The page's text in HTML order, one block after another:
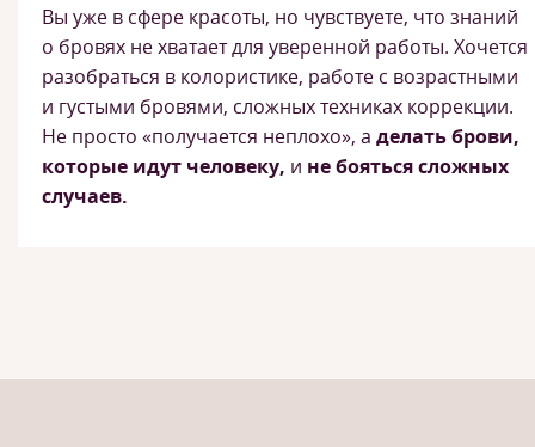
Вы уже в сфере красоты, но чувствуете, что знаний
о бровях не хватает для уверенной работы. Хочется
разобраться в колористике, работе с возрастными
и густыми бровями, сложных техниках коррекции.
Не просто «получается неплохо», а делать брови,
которые идут человеку, и не бояться сложных
случаев.